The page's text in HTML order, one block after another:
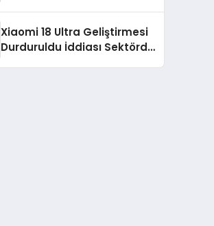
Xiaomi 18 Ultra Geliştirmesi
Durduruldu İddiası Sektörde